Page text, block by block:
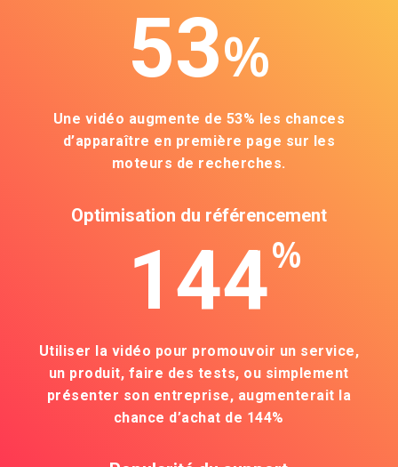
53%
Une vidéo augmente de 53% les chances
d’apparaître en première page sur les
moteurs de recherches.
Optimisation du référencement
144%
Utiliser la vidéo pour promouvoir un service,
un produit, faire des tests, ou simplement
présenter son entreprise, augmenterait la
chance d’achat de 144%